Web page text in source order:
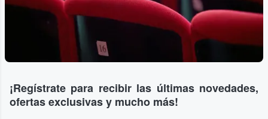
¡Regístrate para recibir las últimas novedades,
ofertas exclusivas y mucho más!